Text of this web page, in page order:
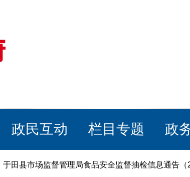
政民互动 栏目专题 政
于田县市场监督管理局食品安全监督抽检信息通告